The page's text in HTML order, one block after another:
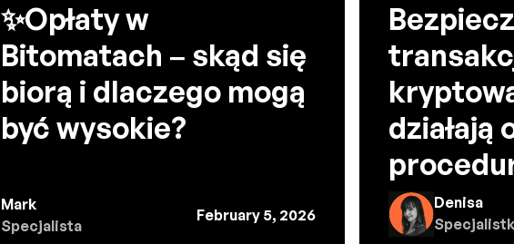
✨Opłaty w
Bitomatach – skąd się
biorą i dlaczego mogą
być wysokie?
Mark
Specjalista
February 5, 2026
działają
Denisa